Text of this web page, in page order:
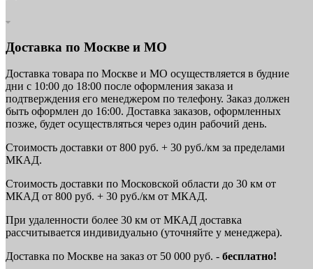
Доставка по Москве и МО
Доставка товара по Москве и МО осуществляется в будние
дни с 10:00 до 18:00 после оформления заказа и
подтверждения его менеджером по телефону. Заказ должен
быть оформлен до 16:00. Доставка заказов, оформленных
позже, будет осуществляться через один рабочий день.
Стоимость доставки от 800 руб. + 30 руб./км за пределами
МКАД.
Стоимость доставки по Московской области до 30 км от
МКАД от 800 руб. + 30 руб./км от МКАД.
При удаленности более 30 км от МКАД доставка
рассчитывается индивидуально (уточняйте у менеджера).
Доставка по Москве на заказ от 50 000 руб. - бесплатно!